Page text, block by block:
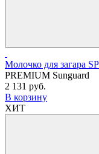
Молочко для загара
PREMIUM Sunguard
2 131 руб.
В корзину
ХИТ